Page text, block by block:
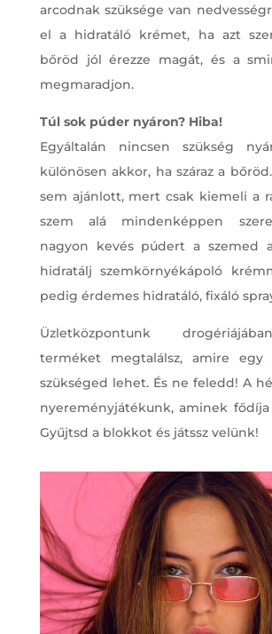
arcodnak szüksége van
el a hidratáló krémet, ha azt
bőröd jól érezze magát, és a
megmaradjon.
Túl sok púder nyáron? Hiba!
Egyáltalán nincsen szükség
különösen akkor, ha száraz a
sem ajánlott, mert csak kiemeli a
szem alá mindenképpen
nagyon kevés púdert a szemed
hidratálj szemkörnyékápoló
pedig érdemes hidratáló, fixáló
Üzletközpontunk
terméket megtalálsz, amire egy
szükséged lehet. És ne feledd! A
nyereményjátékunk, aminek fődíja
Gyűjtsd a blokkot és játssz velünk!